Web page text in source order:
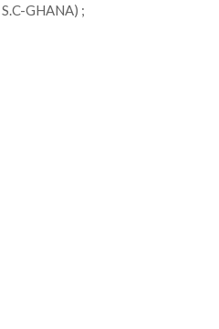
GHANA) ;